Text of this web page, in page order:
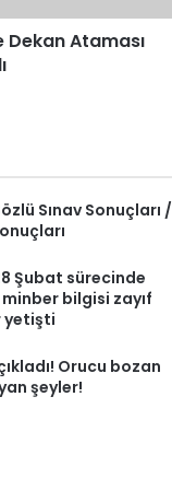
Ataması
Sınav Sonuçları /
Şubat sürecinde
bilgisi zayıf
yetişti
Orucu bozan
şeyler!